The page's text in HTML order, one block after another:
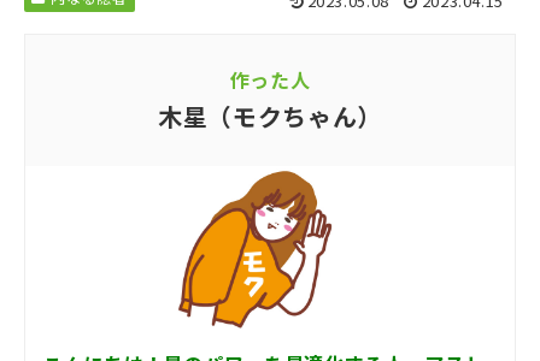
作った人
木星（モクちゃん）